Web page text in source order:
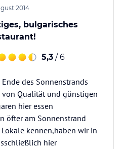
2014
bulgarisches
5,3 / 6
des Sonnenstrands
von Qualität und günstigen
hier essen
öfter am Sonnenstrand
kennen,haben wir in
hier